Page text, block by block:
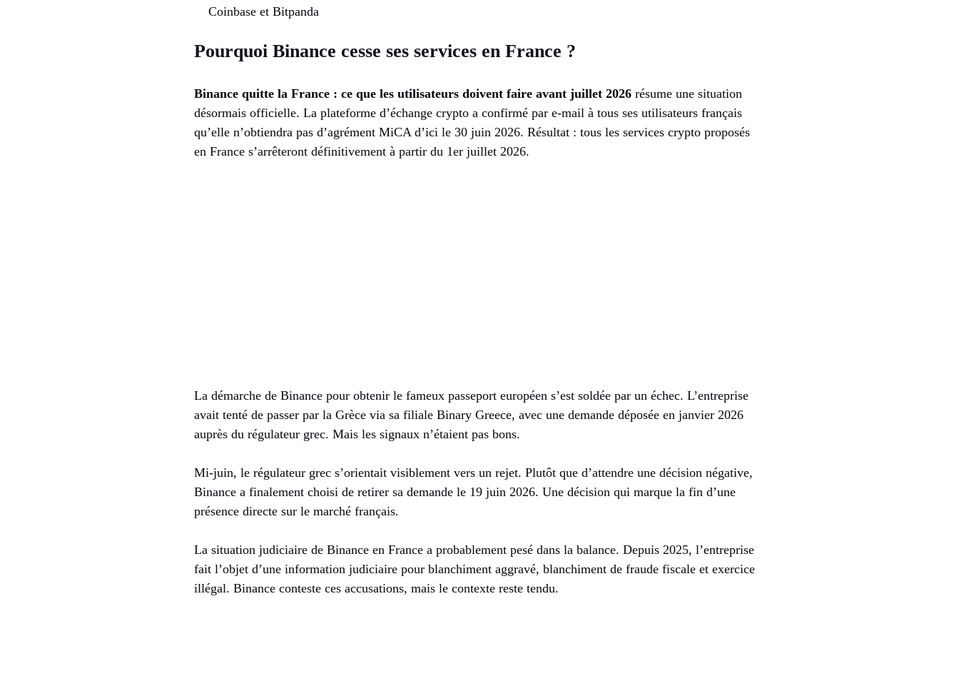
Coinbase et Bitpanda
Pourquoi Binance cesse ses services en France ?
Binance quitte la France : ce que les utilisateurs doivent faire avant juillet 2026 résume une situation
désormais officielle. La plateforme d’échange crypto a confirmé par e-mail à tous ses utilisateurs français
qu’elle n’obtiendra pas d’agrément MiCA d’ici le 30 juin 2026. Résultat : tous les services crypto proposés
en France s’arrêteront définitivement à partir du 1er juillet 2026.
La démarche de Binance pour obtenir le fameux passeport européen s’est soldée par un échec. L’entreprise
avait tenté de passer par la Grèce via sa filiale Binary Greece, avec une demande déposée en janvier 2026
auprès du régulateur grec. Mais les signaux n’étaient pas bons.
Mi-juin, le régulateur grec s’orientait visiblement vers un rejet. Plutôt que d’attendre une décision négative,
Binance a finalement choisi de retirer sa demande le 19 juin 2026. Une décision qui marque la fin d’une
présence directe sur le marché français.
La situation judiciaire de Binance en France a probablement pesé dans la balance. Depuis 2025, l’entreprise
fait l’objet d’une information judiciaire pour blanchiment aggravé, blanchiment de fraude fiscale et exercice
illégal. Binance conteste ces accusations, mais le contexte reste tendu.